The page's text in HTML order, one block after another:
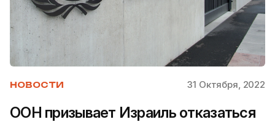
НОВОСТИ 31 Октября, 2022
ООН призывает Израиль отказаться